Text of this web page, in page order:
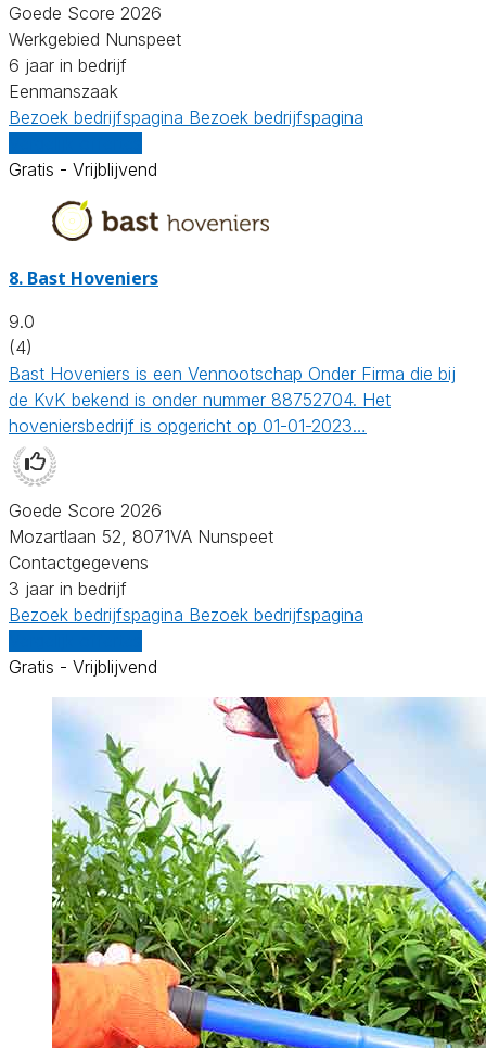
Goede Score 2026
Werkgebied Nunspeet
6 jaar in bedrijf
Eenmanszaak
Bezoek bedrijfspagina Bezoek bedrijfspagina
Gratis - Vrijblijvend
8. Bast Hoveniers
9.0
(4)
Bast Hoveniers is een Vennootschap Onder Firma die bij
de KvK bekend is onder nummer 88752704. Het
hoveniersbedrijf is opgericht op 01-01-2023…
Goede Score 2026
Mozartlaan 52, 8071VA Nunspeet
Contactgegevens
3 jaar in bedrijf
Bezoek bedrijfspagina Bezoek bedrijfspagina
Gratis - Vrijblijvend